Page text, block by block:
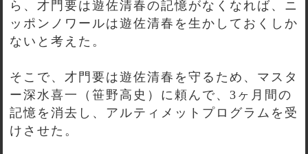
ら、才門要は遊佐清春の記憶がなくなれば、ニ
ッポンノワールは遊佐清春を生かしておくしか
ないと考えた。
そこで、才門要は遊佐清春を守るため、マスタ
ー深水喜一（笹野高史）に頼んで、3ヶ月間の
記憶を消去し、アルティメットプログラムを受
けさせた。